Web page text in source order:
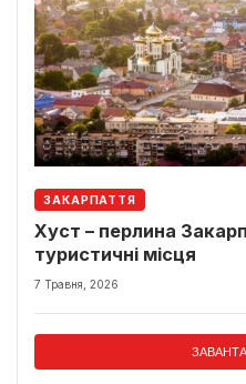
ЗАКАРПАТТЯ
Хуст – перлина
туристичні місця
7 Травня, 2026